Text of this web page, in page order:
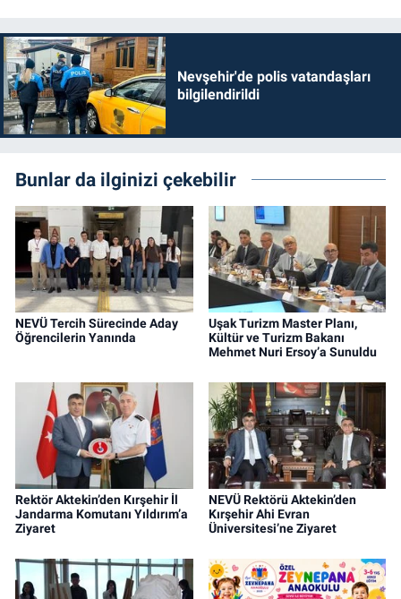
Nevşehir'de polis vatandaşları
bilgilendirildi
Bunlar da ilginizi çekebilir
NEVÜ Tercih Sürecinde Aday
Öğrencilerin Yanında
Uşak Turizm Master Planı,
Kültür ve Turizm Bakanı
Mehmet Nuri Ersoy’a Sunuldu
Rektör Aktekin’den Kırşehir İl
Jandarma Komutanı Yıldırım’a
Ziyaret
NEVÜ Rektörü Aktekin’den
Kırşehir Ahi Evran
Üniversitesi’ne Ziyaret